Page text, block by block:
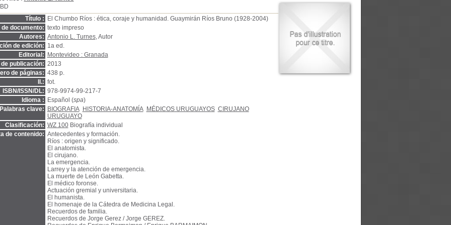
Título :
El Chumbo Ríos : ética, coraje y humanidad. Guaymirán Ríos Bruno (1928-2004)
de documento: texto impreso
Autores: Antonio L. Turnes, Autor
de edición: 1a ed.
Editorial:
Montevideo : Granada
publicación: 2013
de páginas: 438 p.
Il.: fot.
ISBN/ISSN/DL: 978-9974-99-217-7
Idioma :
Español (spa)
clave:
BIOGRAFIA HISTORIA-ANATOMÍA MÉDICOS URUGUAYOS CIRUJANO
URUGUAYO
Clasificación: WZ 100 Biografía individual
de contenido: Antecedentes y formación.
Ríos : origen y significado.
El anatomista.
El cirujano.
La emergencia.
Larrey y la atención de emergencia.
La muerte de León Gabetta.
El médico foronse.
Actuación gremial y universitaria.
El humanista.
El homenaje de la Cátedra de Medicina Legal.
Recuerdos de familia.
Recuerdos de Jorge Gerez / Jorge GEREZ.